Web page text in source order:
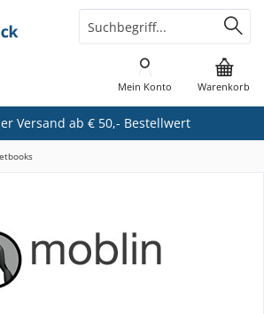
Versand ab € 50,- Bestellwert
Warenkorb
Mein Konto